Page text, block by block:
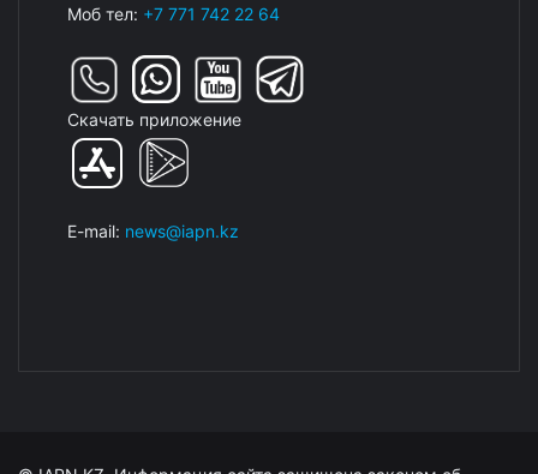
Моб тел: +7 771 742 22 64
Скачать приложение
E-mail: news@iapn.kz